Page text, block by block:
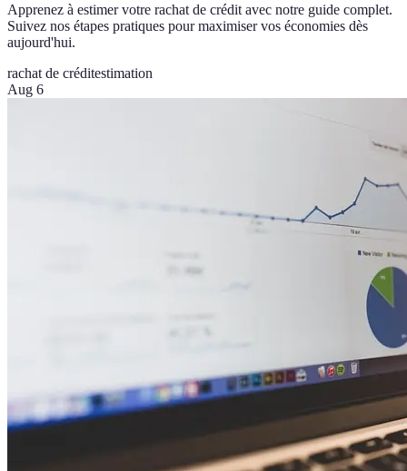
Apprenez à estimer votre rachat de crédit avec notre guide complet.
Suivez nos étapes pratiques pour maximiser vos économies dès
aujourd'hui.
rachat de créditestimation
Aug 6